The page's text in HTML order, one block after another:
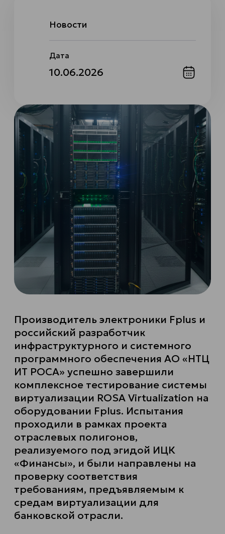
Производитель электроники Fplus и
российский разработчик
инфраструктурного и системного
программного обеспечения АО «НТЦ
ИТ РОСА» успешно завершили
комплексное тестирование системы
виртуализации ROSA Virtualization на
оборудовании Fplus. Испытания
проходили в рамках проекта
отраслевых полигонов,
реализуемого под эгидой ИЦК
«Финансы», и были направлены на
проверку соответствия
требованиям, предъявляемым к
средам виртуализации для
банковской отрасли.
Новости
Дата
10.06.2026